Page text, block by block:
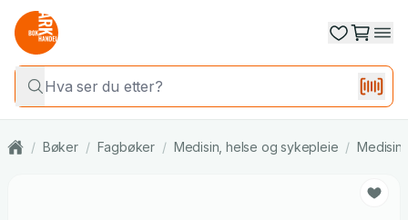
/ Bøker / Fagbøker / Medisin, helse og sykepleie / Medisin